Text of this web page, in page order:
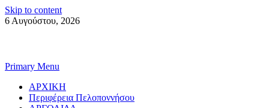
Skip to content
6 Αυγούστου, 2026
Primary Menu
ΑΡΧΙΚΗ
Περιφέρεια Πελοποννήσου